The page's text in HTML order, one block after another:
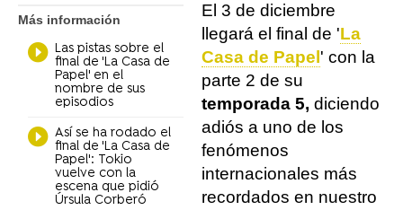
Más información
Las pistas sobre el
final de 'La Casa de
Papel' en el
nombre de sus
episodios
Así se ha rodado el
final de 'La Casa de
Papel': Tokio
vuelve con la
escena que pidió
Úrsula Corberó
El 3 de diciembre
llegará el final de 'La
Casa de Papel ' con la
parte 2 de su
temporada 5, diciendo
adiós a uno de los
fenómenos
internacionales más
recordados en nuestro